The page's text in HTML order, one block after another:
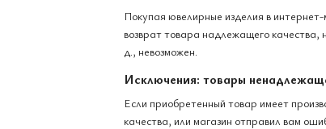
Покупая ювелирные изделия в интернет-
возврат товара надлежащего качества,
д., невозможен.
Исключения: товары
Если приобретенный товар имеет
качества, или магазин отправил вам